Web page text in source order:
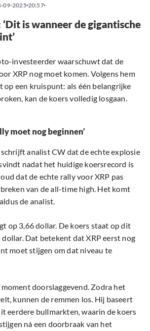
09-2025 20:57
is wanneer de gigantische
investeerder waarschuwt dat de
XRP nog moet komen. Volgens hem
op een kruispunt: als één belangrijke
kan de koers volledig losgaan.
moet nog beginnen’
schrijft analist CW dat de echte explosie
nadat het huidige koersrecord is
dat de echte rally voor XRP pas
van de all-time high. Het komt
de analist.
op 3,66 dollar. De koers staat op dit
Dat betekent dat XRP eerst nog
moet stijgen om dat niveau te
doorslaggevend. Zodra het
kunnen de remmen los. Hij baseert
eerdere bullmarkten, waarin de koers
ná een doorbraak van het